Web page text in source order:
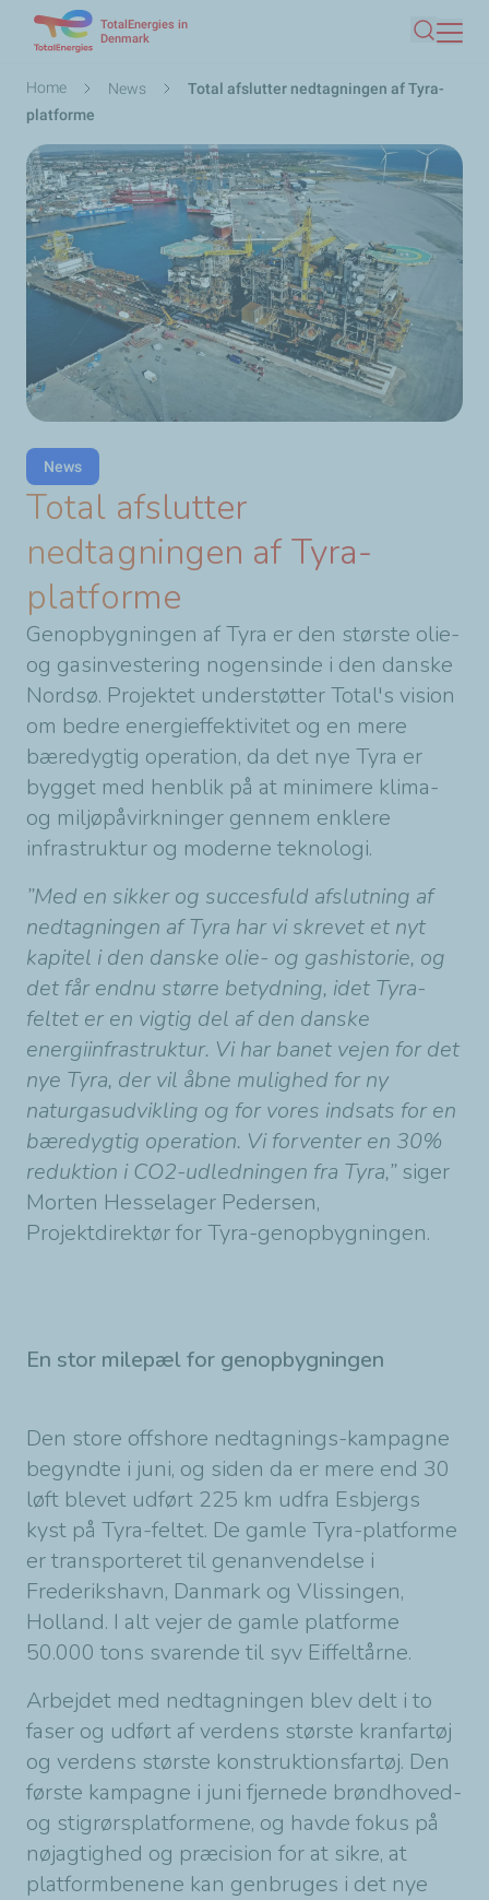
main
TotalEnergies in
Denmark
Search
Breadcrumb
Home News
Total afslutter nedtagningen af Tyra-
platforme
News
Total afslutter
nedtagningen af Tyra-
platforme
Genopbygningen af Tyra er den største olie-
og gasinvestering nogensinde i den danske
Nordsø. Projektet understøtter Total's vision
om bedre energieffektivitet og en mere
bæredygtig operation, da det nye Tyra er
bygget med henblik på at minimere klima-
og miljøpåvirkninger gennem enklere
infrastruktur og moderne teknologi.
”Med en sikker og succesfuld afslutning af
nedtagningen af Tyra har vi skrevet et nyt
kapitel i den danske olie- og gashistorie, og
det får endnu større betydning, idet Tyra-
feltet er en vigtig del af den danske
energiinfrastruktur. Vi har banet vejen for det
nye Tyra, der vil åbne mulighed for ny
naturgasudvikling og for vores indsats for en
bæredygtig operation. Vi forventer en 30%
reduktion i CO2-udledningen fra Tyra,”siger
Morten Hesselager Pedersen,
Projektdirektør for Tyra-genopbygningen.
En stor milepæl for genopbygningen
Den store offshore nedtagnings-kampagne
begyndte i juni, og siden da er mere end 30
løft blevet udført 225 km udfra Esbjergs
kyst på Tyra-feltet. De gamle Tyra-platforme
er transporteret til genanvendelse i
Frederikshavn, Danmark og Vlissingen,
Holland. I alt vejer de gamle platforme
50.000 tons svarende til syv Eiffeltårne.
Arbejdet med nedtagningen blev delt i to
faser og udført af verdens største kranfartøj
og verdens største konstruktionsfartøj. Den
første kampagne i juni fjernede brøndhoved-
og stigrørsplatformene, og havde fokus på
nøjagtighed og præcision for at sikre, at
platformbenene kan genbruges i det nye